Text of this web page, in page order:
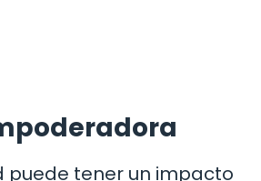
puede tener un impacto